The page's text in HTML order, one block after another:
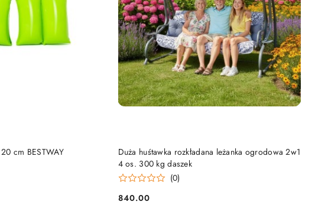
cm BESTWAY
DO KOSZYKA
Duża huśtawka rozkładana leżanka ogrodowa 2w1
4 os. 300 kg daszek
(0)
Cena:
840.00
DODAJ DO KOSZYKA